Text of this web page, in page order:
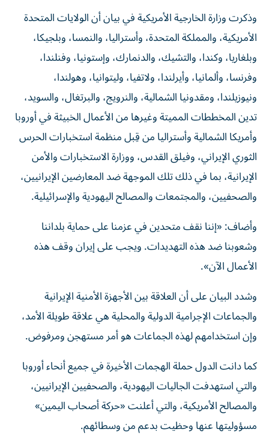
وذكرت وزارة الخارجية الأمريكية في بيان أن الولايات المتحدة
الأمريكية، والمملكة المتحدة، وأستراليا، والنمسا، وبلجيكا،
وبلغاريا، وكندا، والتشيك، والدنمارك، وإستونيا، وفنلندا،
وفرنسا، وألمانيا، وأيرلندا، ولاتفيا، وليتوانيا، وهولندا،
ونيوزيلندا، ومقدونيا الشمالية، والنرويج، والبرتغال، والسويد،
تدين المخططات المميتة وغيرها من الأعمال الخبيثة في أوروبا
وأمريكا الشمالية وأستراليا من قِبل منظمة استخبارات الحرس
الثوري الإيراني، وفيلق القدس، ووزارة الاستخبارات والأمن
الإيرانية، بما في ذلك تلك الموجهة ضد المعارضين الإيرانيين،
والصحفيين، والمجتمعات والمصالح اليهودية والإسرائيلية.
وأضاف: «إننا نقف متحدين في عزمنا على حماية بلداننا
وشعوبنا ضد هذه التهديدات. ويجب على إيران وقف هذه
الأعمال الآن».
وشدد البيان على أن العلاقة بين الأجهزة الأمنية الإيرانية
والجماعات الإجرامية الدولية والمحلية هي علاقة طويلة الأمد،
وإن استخدامهم لهذه الجماعات هو أمر مستهجن ومرفوض.
كما دانت الدول حملة الهجمات الأخيرة في جميع أنحاء أوروبا
والتي استهدفت الجاليات اليهودية، والصحفيين الإيرانيين،
والمصالح الأمريكية، والتي أعلنت «حركة أصحاب اليمين»
مسؤوليتها عنها وحظيت بدعم من وسطائهم.